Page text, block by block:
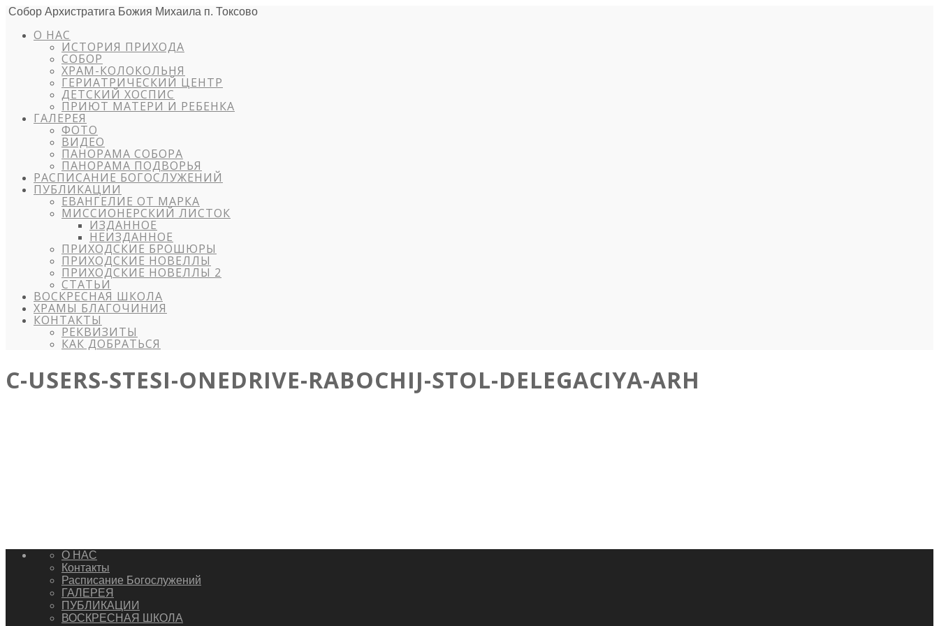
Собор Архистратига Божия Михаила п. Токсово
О НАС
ИСТОРИЯ ПРИХОДА
СОБОР
ХРАМ-КОЛОКОЛЬНЯ
ГЕРИАТРИЧЕСКИЙ ЦЕНТР
ДЕТСКИЙ ХОСПИС
ПРИЮТ МАТЕРИ И РЕБЕНКА
ГАЛЕРЕЯ
ФОТО
ВИДЕО
ПАНОРАМА СОБОРА
ПАНОРАМА ПОДВОРЬЯ
РАСПИСАНИЕ БОГОСЛУЖЕНИЙ
ПУБЛИКАЦИИ
ЕВАНГЕЛИЕ ОТ МАРКА
МИССИОНЕРСКИЙ ЛИСТОК
ИЗДАННОЕ
НЕИЗДАННОЕ
ПРИХОДСКИЕ БРОШЮРЫ
ПРИХОДСКИЕ НОВЕЛЛЫ
ПРИХОДСКИЕ НОВЕЛЛЫ 2
СТАТЬИ
ВОСКРЕСНАЯ ШКОЛА
ХРАМЫ БЛАГОЧИНИЯ
КОНТАКТЫ
РЕКВИЗИТЫ
КАК ДОБРАТЬСЯ
C-USERS-STESI-ONEDRIVE-RABOCHIJ-STOL-DELEGACIYA-ARH
О НАС
Контакты
Расписание Богослужений
ГАЛЕРЕЯ
ПУБЛИКАЦИИ
ВОСКРЕСНАЯ ШКОЛА